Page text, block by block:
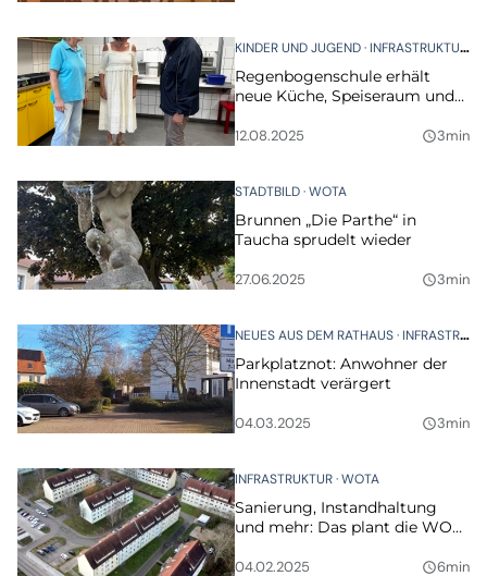
KINDER UND JUGEND INFRASTRUKTUR
Regenbogenschule erhält
neue Küche, Speiseraum und
12.08.2025 query_builder3min
STADTBILD WOTA
Brunnen „Die Parthe“ in
Taucha sprudelt wieder
27.06.2025 query_builder3min
NEUES AUS DEM RATHAUS INFRASTRUKTUR
Parkplatznot: Anwohner der
Innenstadt verärgert
04.03.2025 query_builder3min
INFRASTRUKTUR WOTA
Sanierung, Instandhaltung
und mehr: Das plant die WOTa
04.02.2025 query_builder6min